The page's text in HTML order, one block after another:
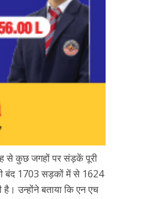
से कुछ जगहों पर संड़कें पूरी
बंद 1703 सड़कों में से 1624
उन्होंने बताया कि एन एच